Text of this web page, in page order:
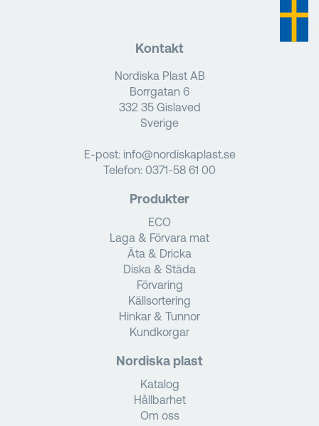
Kontakt
Nordiska Plast AB
Borrgatan 6
332 35 Gislaved
Sverige
E-post: info@nordiskaplast.se
Telefon: 0371-58 61 00
Produkter
ECO
Laga & Förvara mat
Äta & Dricka
Diska & Städa
Förvaring
Källsortering
Hinkar & Tunnor
Kundkorgar
Nordiska plast
Katalog
Hållbarhet
Om oss